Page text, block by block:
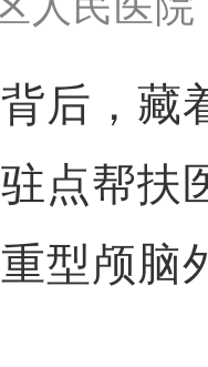
，藏
点帮扶
型颅脑